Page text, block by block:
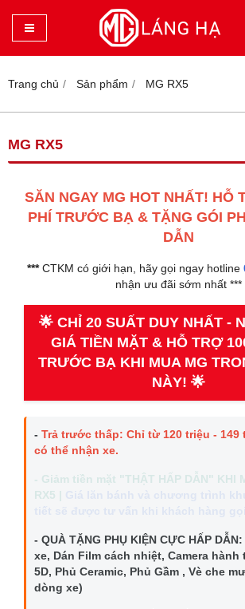
Trang chủ Sản phẩm MG RX5
MG RX5
SĂN NGAY MG HOT NHẤT! HỖ
PHÍ TRƯỚC BẠ & TẶNG GÓI
DẪN
***CTKM có giới hạn, hãy gọi ngay hotline
nhận ưu đãi sớm nhất ***
🌟 CHỈ 20 SUẤT DUY NHẤT -
GIÁ TIỀN MẶT & HỖ TRỢ
TRƯỚC BẠ KHI MUA MG
NÀY! 🌟
- Trả trước thấp: Chỉ từ 120 triệu - 149
có thể nhận xe.
- Giảm tiền mặt "THẬT HẤP DẪN" KHI
RX5 |
- QUÀ TẶNG PHỤ KIỆN CỰC HẤP DẪN:
xe, Dán Film cách nhiệt, Camera hành
5D, Phủ Ceramic, Phủ Gầm , Vè che
dòng xe)